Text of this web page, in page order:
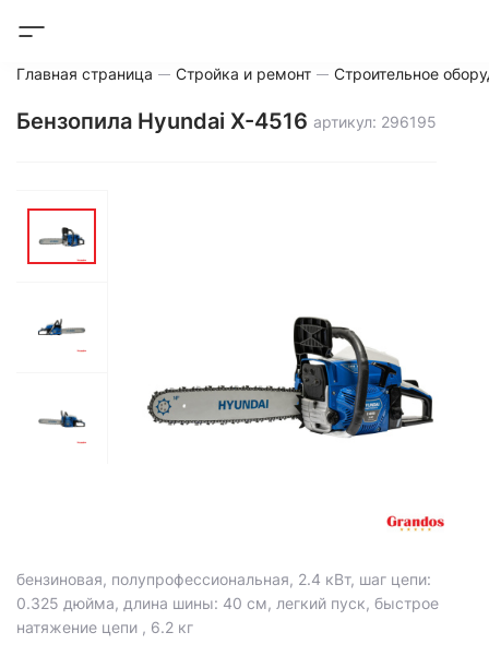
Главная страница Стройка и ремонт Строительное
Бензопила Hyundai X-4516 артикул: 296195
бензиновая, полупрофессиональная, 2.4 кВт, шаг цепи:
0.325 дюйма, длина шины: 40 см, легкий пуск, быстрое
натяжение цепи , 6.2 кг